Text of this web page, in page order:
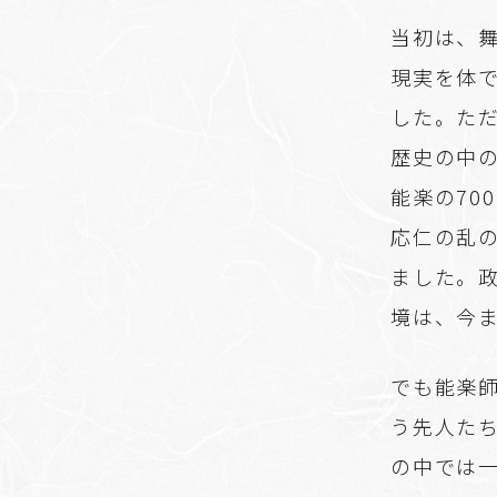
当初は、
現実を体
した。た
歴史の中
能楽の
応仁の乱
ました。
境は、今
でも能楽
う先人た
の中では